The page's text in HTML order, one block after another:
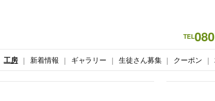
TEL
工房 新着情報 ギャラリー 生徒さん募集 クーポン